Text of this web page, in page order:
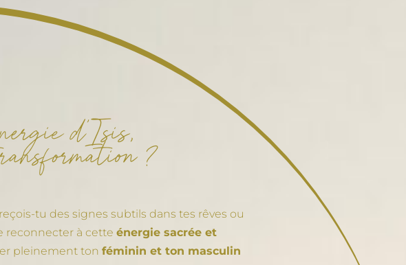
d’Isis,
?
tu des signes subtils dans tes rêves ou
reconnecter à cette énergie sacrée et
pleinement ton féminin et ton masculin